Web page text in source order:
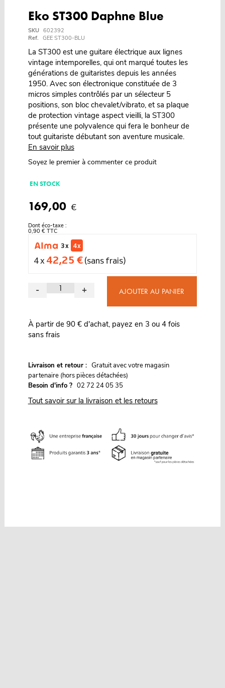
Eko ST300 Daphne Blue
SKU 602392
Ref. GEE ST300-BLU
La ST300 est une guitare électrique aux lignes
vintage intemporelles, qui ont marqué toutes les
générations de guitaristes depuis les années
1950. Avec son électronique constituée de 3
micros simples contrôlés par un sélecteur 5
positions, son bloc chevalet/vibrato, et sa plaque
de protection vintage aspect vieilli, la ST300
présente une polyvalence qui fera le bonheur de
tout guitariste débutant son aventure musicale.
En savoir plus
Soyez le premier à commenter ce produit
EN STOCK
169,00 €
Dont éco-taxe :
0,90 € TTC
3 x
4 x
4 x 42,25 €(sans frais)
- + AJOUTER AU PANIER
À partir de 90 € d'achat, payez en 3 ou 4 fois
sans frais
Livraison et retour : Gratuit avec votre magasin
partenaire (hors pièces détachées)
Besoin d'info ? 02 72 24 05 35
Tout savoir sur la livraison et les retours